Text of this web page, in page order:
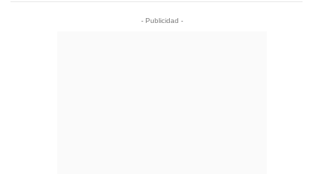
- Publicidad -